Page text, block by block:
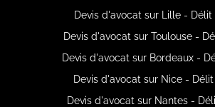
Devis d'avocat sur Lille - Délit
Devis d'avocat sur Toulouse -
Devis d'avocat sur Bordeaux -
Devis d'avocat sur Nice -
Devis d'avocat sur Nantes -